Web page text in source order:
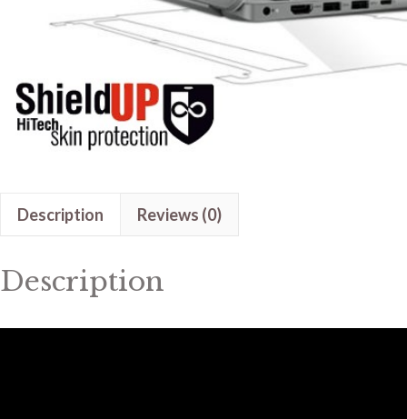
Description Reviews (0)
Description